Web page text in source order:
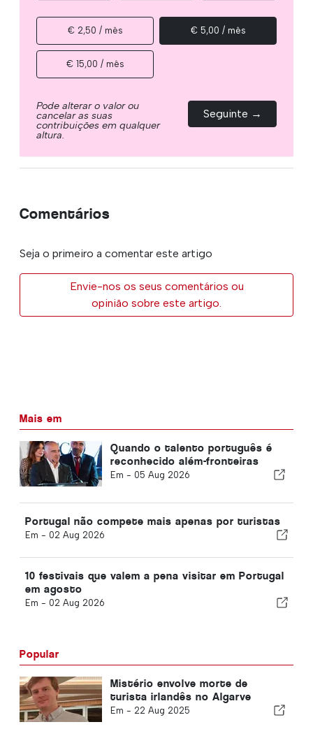
€ 2,50 / mês € 5,00 / mês
€ 15,00 / mês
Pode alterar o valor ou
cancelar as suas
contribuições em qualquer
altura.
Seguinte →
Comentários
Seja o primeiro a comentar este artigo
Envie-nos os seus comentários ou
opinião sobre este artigo.
Mais em
Quando o talento português é
reconhecido além-fronteiras
Em - 05 Aug 2026
Portugal não compete mais apenas por turistas
Em - 02 Aug 2026
10 festivais que valem a pena visitar em Portugal
em agosto
Em - 02 Aug 2026
Popular
Mistério envolve morte de
turista irlandês no Algarve
Em - 22 Aug 2025